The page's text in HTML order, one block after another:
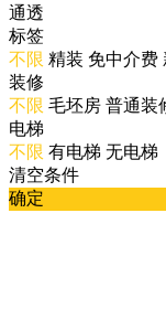
通透
标签
不限 精装 免中介费
装修
不限 毛坯房 普通装
电梯
不限 有电梯 无电梯
清空条件
确定